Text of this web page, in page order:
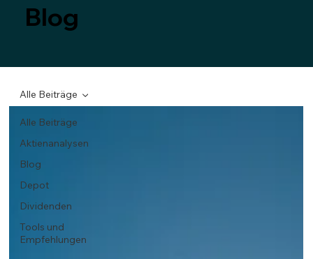
Blog
Alle Beiträge
Aktienanalysen
Blog
Depot
Dividenden
Tools und
Empfehlungen
Alle Beiträge